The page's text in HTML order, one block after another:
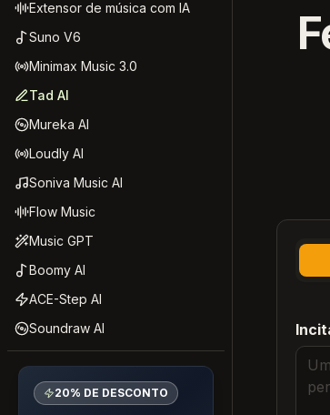
Extensor de música com IA
Suno V6
Minimax Music 3.0
Tad AI
Mureka AI
Loudly AI
Soniva Music AI
Flow Music
Music GPT
Boomy AI
ACE-Step AI
Soundraw AI
20% DE DESCONTO